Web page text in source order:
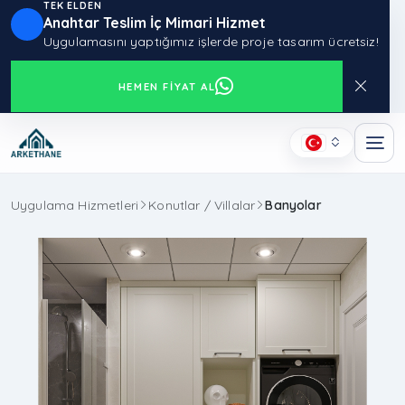
TEK ELDEN
Anahtar Teslim İç Mimari Hizmet
Uygulamasını yaptığımız işlerde proje tasarım ücretsiz!
HEMEN FIYAT AL
Uygulama Hizmetleri Konutlar / Villalar Banyolar